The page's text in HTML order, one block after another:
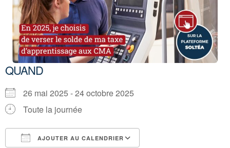
QUAND
26 mai 2025 - 24 octobre 2025
Toute la journée
AJOUTER AU CALENDRIER